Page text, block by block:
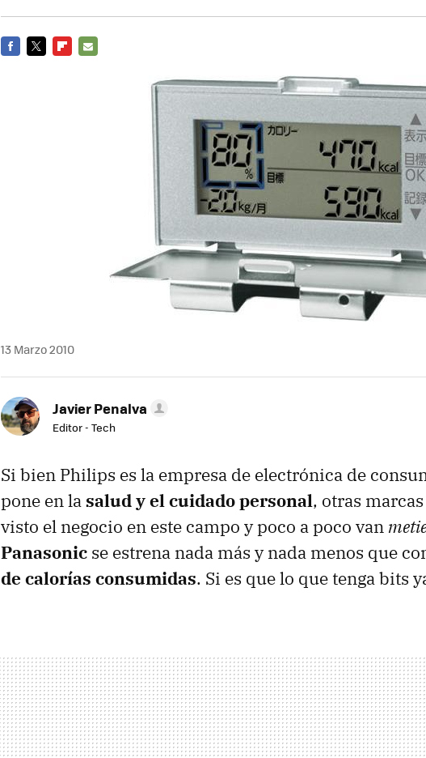
13 Marzo 2010
Javier Penalva
Editor - Tech
Si bien Philips es la empresa de electrónica de
pone en lasalud y el cuidado personal, otras
visto el negocio en este campo y poco a poco van
Panasonic se estrena nada más y nada menos que
de calorías consumidas. Si es que lo que tenga bits